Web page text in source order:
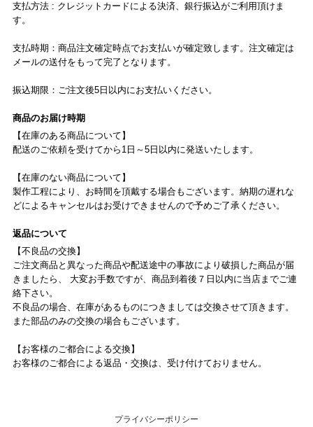
支払方法 : クレジットカードによる決済、銀行振込がご利用頂けま
す。
支払時期：商品注文確定時点でお支払いが確定致します。注文確定は
メールの送付をもって完了となります。
振込期限：ご注文後5日以内にお支払いください。
商品のお届け時期
【在庫のある商品について】
配送のご依頼を受けてから1日～5日以内に発送いたします。
【在庫のない商品について】
製作工程により、お時間を頂戴する場合もございます。納期の遅れな
どによるキャンセルはお受けできませんので予めご了承ください。
返品について
【不良品の交換】
ご注文商品と異なった商品や配送途中の事故により破損した商品が届
きましたら、 大変お手数ですが、商品到着後７日以内に当店までご連
絡下さい。
不良品の場合、在庫があるものにつきましては交換させて頂きます。
また部品のみの交換の場合もございます。
【お客様のご都合による交換】
お客様のご都合による返品・交換は、受け付けておりません。
プライバシーポリシー